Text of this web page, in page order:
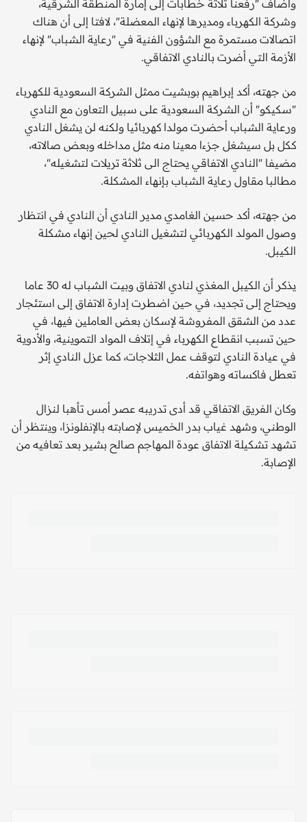
وأضاف "رفعنا ثلاثة خطابات إلى إمارة المنطقة الشرقية،
وشركة الكهرباء ومديرها لإنهاء المعضلة"، لافتا إلى أن هناك
اتصالات مستمرة مع الشؤون الفنية في "رعاية الشباب" لإنهاء
الأزمة التي أضرت بالنادي الاتفاقي.
من جهته، أكد إبراهيم بوبشيت ممثل الشركة السعودية للكهرباء
"سكيكو" أن الشركة السعودية على سبيل التعاون مع النادي
ورعاية الشباب أحضرت مولدا كهربائيا ولكنه لن يشغل النادي
ككل بل سيشغل جزءا معينا منه مثل مداخله وبعض صالاته،
مضيفا "النادي الاتفاقي يحتاج الى ثلاثة تريلات لتشغيله"،
مطالبا مقاول رعاية الشباب بإنهاء المشكلة.
من جهته، أكد حسين الغامدي مدير النادي أن النادي في انتظار
وصول المولد الكهربائي لتشغيل النادي لحين إنهاء مشكلة
الكيبل.
يذكر أن الكيبل المغذي لنادي الاتفاق وبيت الشباب له 30 عاما
ويحتاج إلى تجديد، في حين اضطرت إدارة الاتفاق إلى استئجار
عدد من الشقق المفروشة لإسكان بعض العاملين فيها، في
حين تسبب انقطاع الكهرباء في إتلاف المواد التموينية، والأدوية
في عيادة النادي لتوقف عمل الثلاجات، كما عزل النادي إثر
تعطل فاكساته وهواتفه.
وكان الفريق الاتفاقي قد أدى تدريبه عصر أمس تأهبا لنزال
الوطني، وشهد غياب بدر الخميس لإصابته بالإنفلونزا، وينتظر أن
تشهد تشكيلة الاتفاق عودة المهاجم صالح بشير بعد تعافيه من
الإصابة.